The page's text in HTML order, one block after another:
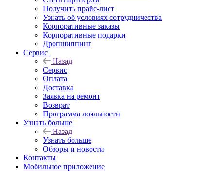
Получить прайс-лист
Узнать об условиях сотрудничества
Корпоративные заказы
Корпоративные подарки
Дропшиппинг
Сервис
Назад
Сервис
Оплата
Доставка
Заявка на ремонт
Возврат
Программа лояльности
Узнать больше
Назад
Узнать больше
Обзоры и новости
Контакты
Мобильное приложение